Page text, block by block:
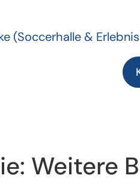
(Soccerhalle &
Weitere